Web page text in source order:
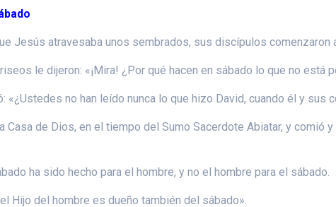
Jesús atravesaba unos sembrados, sus discípulos comenzaron
le dijeron: «¡Mira! ¿Por qué hacen en sábado lo que no está
«¿Ustedes no han leído nunca lo que hizo David, cuando él y sus
Casa de Dios, en el tiempo del Sumo Sacerdote Abiatar, y
ha sido hecho para el hombre, y no el hombre para el sábado.
Hijo del hombre es dueño también del sábado».